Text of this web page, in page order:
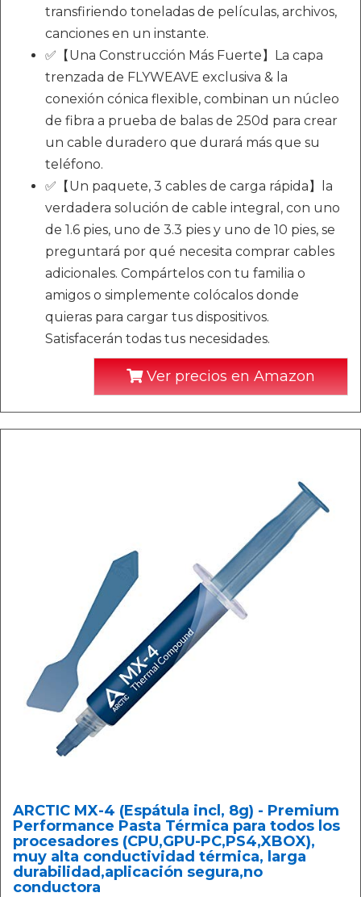
transfiriendo toneladas de películas, archivos,
canciones en un instante.
✅【Una Construcción Más Fuerte】La capa
trenzada de FLYWEAVE exclusiva & la
conexión cónica flexible, combinan un núcleo
de fibra a prueba de balas de 250d para crear
un cable duradero que durará más que su
teléfono.
✅【Un paquete, 3 cables de carga rápida】la
verdadera solución de cable integral, con uno
de 1.6 pies, uno de 3.3 pies y uno de 10 pies, se
preguntará por qué necesita comprar cables
adicionales. Compártelos con tu familia o
amigos o simplemente colócalos donde
quieras para cargar tus dispositivos.
Satisfacerán todas tus necesidades.
Ver precios en Amazon
ARCTIC MX-4 (Espátula incl, 8g) - Premium
Performance Pasta Térmica para todos los
procesadores (CPU,GPU-PC,PS4,XBOX),
muy alta conductividad térmica, larga
durabilidad,aplicación segura,no
conductora